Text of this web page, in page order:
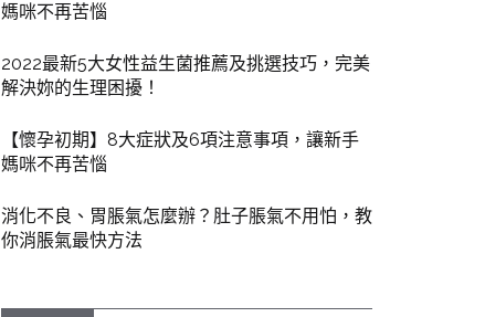
媽咪不再苦惱
2022最新5大女性益生菌推薦及挑選技巧，完美
解決妳的生理困擾！
【懷孕初期】8大症狀及6項注意事項，讓新手
媽咪不再苦惱
消化不良、胃脹氣怎麼辦？肚子脹氣不用怕，教
你消脹氣最快方法